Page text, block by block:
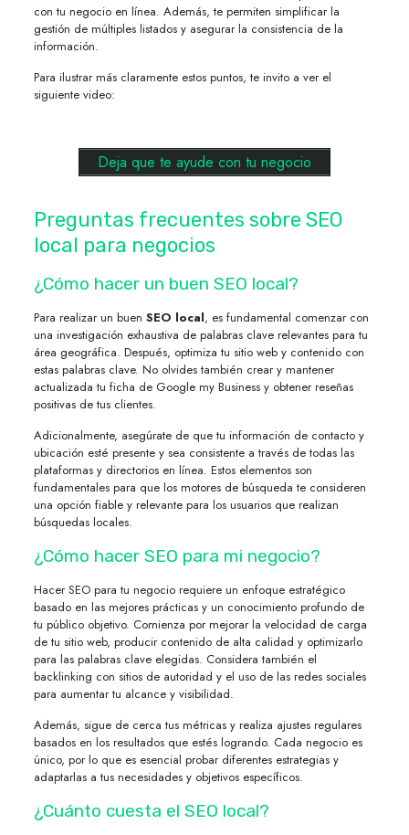
con tu negocio en línea. Además, te permiten simplificar la
gestión de múltiples listados y asegurar la consistencia de la
información.
Para ilustrar más claramente estos puntos, te invito a ver el
siguiente video:
Deja que te ayude con tu negocio
Preguntas frecuentes sobre SEO
local para negocios
¿Cómo hacer un buen SEO local?
Para realizar un buen SEO local, es fundamental comenzar con
una investigación exhaustiva de palabras clave relevantes para tu
área geográfica. Después, optimiza tu sitio web y contenido con
estas palabras clave. No olvides también crear y mantener
actualizada tu ficha de Google my Business y obtener reseñas
positivas de tus clientes.
Adicionalmente, asegúrate de que tu información de contacto y
ubicación esté presente y sea consistente a través de todas las
plataformas y directorios en línea. Estos elementos son
fundamentales para que los motores de búsqueda te consideren
una opción fiable y relevante para los usuarios que realizan
búsquedas locales.
¿Cómo hacer SEO para mi negocio?
Hacer SEO para tu negocio requiere un enfoque estratégico
basado en las mejores prácticas y un conocimiento profundo de
tu público objetivo. Comienza por mejorar la velocidad de carga
de tu sitio web, producir contenido de alta calidad y optimizarlo
para las palabras clave elegidas. Considera también el
backlinking con sitios de autoridad y el uso de las redes sociales
para aumentar tu alcance y visibilidad.
Además, sigue de cerca tus métricas y realiza ajustes regulares
basados en los resultados que estés logrando. Cada negocio es
único, por lo que es esencial probar diferentes estrategias y
adaptarlas a tus necesidades y objetivos específicos.
¿Cuánto cuesta el SEO local?